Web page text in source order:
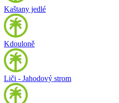
Kaštany jedlé
Kdouloně
Liči - Jahodový strom